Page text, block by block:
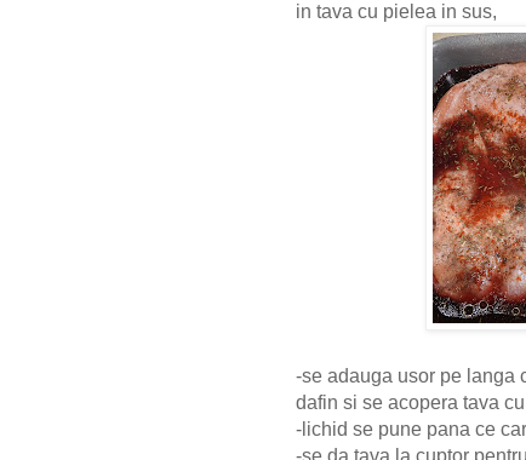
in tava cu pielea in sus,
-se adauga usor pe langa
dafin si se acopera tava
-lichid se pune pana ce